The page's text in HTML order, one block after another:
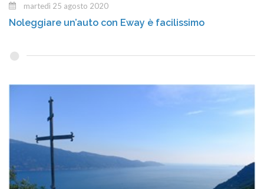
martedì 25 agosto 2020
Noleggiare un’auto con Eway è facilissimo